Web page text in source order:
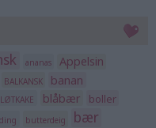
ananas Appelsin
BALKANSK
banan
blåbær boller
butterdeig bær